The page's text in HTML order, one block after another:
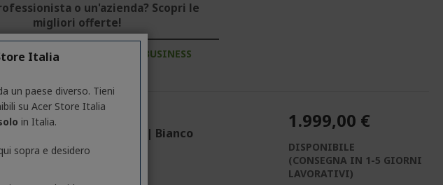
o un'azienda? Scopri le
migliori offerte!
| CREA UN ACCOUNT BUSINESS
Desktop | TC102-H610D5 | Bianco
1.999,00 €
DISPONIBILE
(CONSEGNA IN 1-5 GIORNI
LAVORATIVI)
Italia
un paese diverso. Tieni
su Acer Store Italia
in Italia.
sopra e desidero